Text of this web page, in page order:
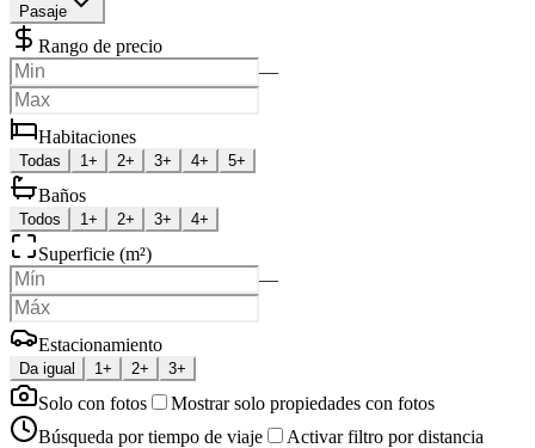
Pasaje
Rango de precio
—
Habitaciones
Todas 1+ 2+ 3+ 4+ 5+
Baños
Todos 1+ 2+ 3+ 4+
Superficie (m²)
—
Estacionamiento
Da igual 1+ 2+ 3+
Solo con fotos
Mostrar solo propiedades con fotos
Búsqueda por tiempo de viaje
Activar filtro por distancia